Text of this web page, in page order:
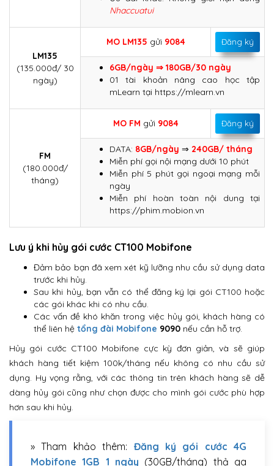
Nhaccuatui
LM135
(135.000đ/ 30
ngày)
MO LM135 gửi 9084 Đăng ký
6GB/ngày ⇒ 180GB/30 ngày
01 tài khoản nâng cao học tập
mLearn tại https://mlearn.vn
FM
(180.000đ/
tháng)
MO FM gửi 9084 Đăng ký
DATA: 8GB/ngày ⇒ 240GB/ tháng
Miễn phí gọi nội mạng dưới 10 phút
Miễn phí 5 phút gọi ngoại mạng mỗi
ngày
Miễn phí hoàn toàn nội dung tại
https://phim.mobion.vn
Lưu ý khi hủy gói cước CT100 Mobifone
Đảm bảo bạn đã xem xét kỹ lưỡng nhu cầu sử dụng data
trước khi hủy.
Sau khi hủy, bạn vẫn có thể đăng ký lại gói CT100 hoặc
các gói khác khi có nhu cầu.
Các vấn đề khó khăn trong việc hủy gói, khách hàng có
thể liên hệ tổng đài Mobifone 9090 nếu cần hỗ trợ.
Hủy gói cước CT100 Mobifone cực kỳ đơn giản, và sẽ giúp
khách hàng tiết kiệm 100k/tháng nếu không có nhu cầu sử
dụng. Hy vọng rằng, với các thông tin trên khách hàng sẽ dễ
dàng hủy gói cũng như chọn được cho mình gói cước phù hợp
hơn sau khi hủy.
» Tham khảo thêm: Đăng ký gói cước 4G
Mobifone 1GB 1 ngày (30GB/tháng) thả ga